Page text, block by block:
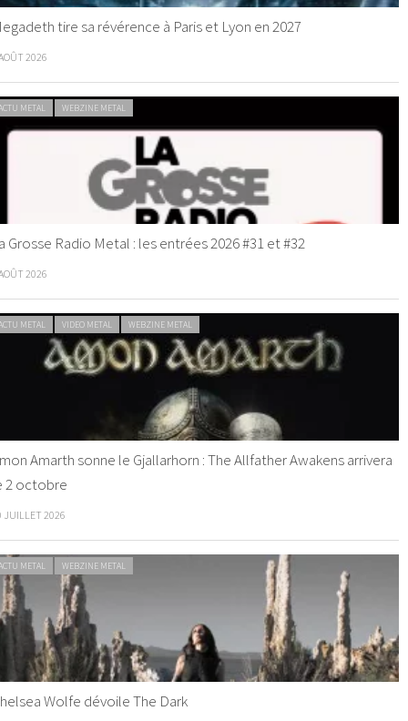
tire sa révérence à Paris et Lyon en 2027
2026
METAL WEBZINE METAL
Grosse Radio Metal : les entrées 2026 #31 et #32
2026
METAL VIDEO METAL WEBZINE METAL
Amarth sonne le Gjallarhorn : The Allfather Awakens arrivera
2 octobre
JUILLET 2026
METAL WEBZINE METAL
Wolfe dévoile The Dark